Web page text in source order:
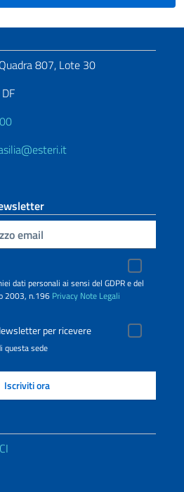
807, Lote 30
dati personali ai sensi del GDPR e del
2003, n.196 Privacy Note Legali
per ricevere
questa sede